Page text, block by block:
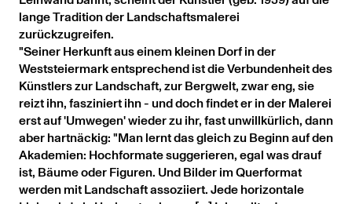
lange Tradition der Landschaftsmalerei
zurückzugreifen.
"Seiner Herkunft aus einem kleinen Dorf in der
Weststeiermark entsprechend ist die Verbundenheit des
Künstlers zur Landschaft, zur Bergwelt, zwar eng, sie
reizt ihn, fasziniert ihn - und doch findet er in der Malerei
erst auf 'Umwegen' wieder zu ihr, fast unwillkürlich, dann
aber hartnäckig: "Man lernt das gleich zu Beginn auf den
Akademien: Hochformate suggerieren, egal was drauf
ist, Bäume oder Figuren. Und Bilder im Querformat
werden mit Landschaft assoziiert. Jede horizontale